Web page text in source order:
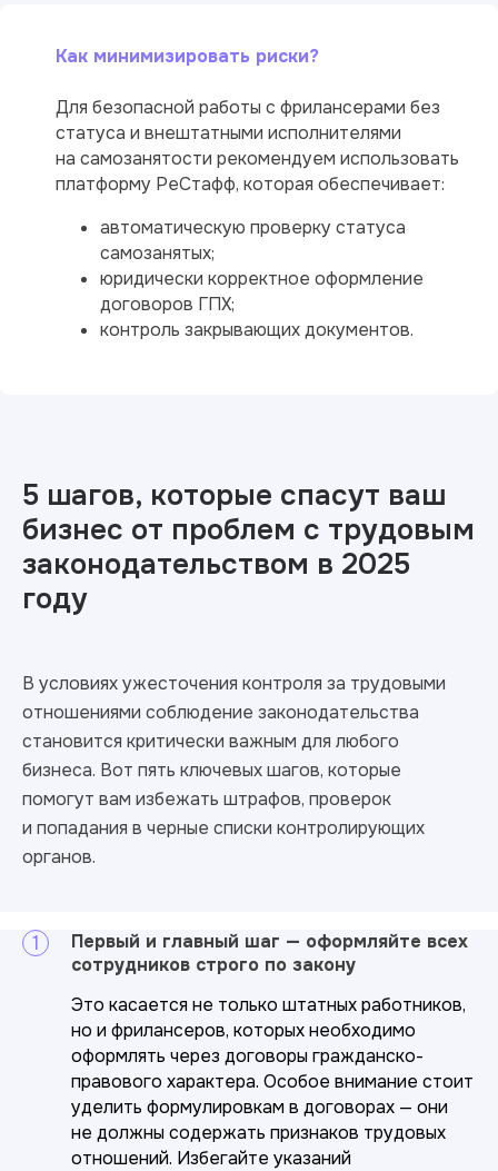
Как минимизировать риски?
Для безопасной работы с фрилансерами без
статуса и внештатными исполнителями
на самозанятости рекомендуем использовать
платформу РеСтафф, которая обеспечивает:
автоматическую проверку статуса
самозанятых;
юридически корректное оформление
договоров ГПХ;
контроль закрывающих документов.
5 шагов, которые спасут ваш
бизнес от проблем с трудовым
законодательством в 2025
году
В условиях ужесточения контроля за трудовыми
отношениями соблюдение законодательства
становится критически важным для любого
бизнеса. Вот пять ключевых шагов, которые
помогут вам избежать штрафов, проверок
и попадания в черные списки контролирующих
органов.
Первый и главный шаг — оформляйте всех
сотрудников строго по закону
Это касается не только штатных работников,
но и фрилансеров, которых необходимо
оформлять через договоры гражданско-
правового характера. Особое внимание стоит
уделить формулировкам в договорах — они
не должны содержать признаков трудовых
отношений. Избегайте указаний